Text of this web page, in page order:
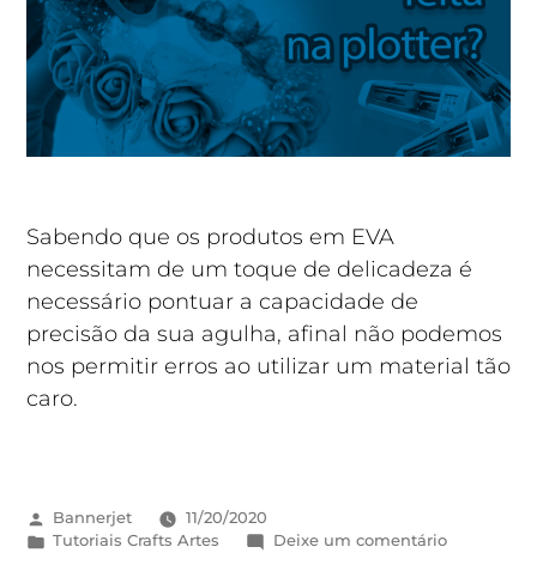
Sabendo que os produtos em EVA
necessitam de um toque de delicadeza é
necessário pontuar a capacidade de
precisão da sua agulha, afinal não podemos
nos permitir erros ao utilizar um material tão
caro.
Bannerjet
11/20/2020
Tutoriais Crafts Artes
Deixe um comentário